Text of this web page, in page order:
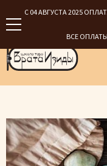
С 04 АВГУСТА 2025
ВСЕ